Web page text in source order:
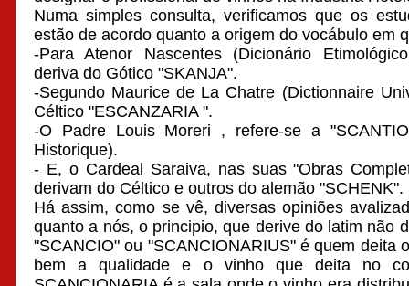
Numa simples consulta, verificamos que os
estão de acordo quanto a origem do vocábulo em
-Para Atenor Nascentes (Dicionário
deriva do Gótico "SKANJA".
-Segundo Maurice de La Chatre (Dictionnaire
Céltico "ESCANZARIA ".
-O Padre Louis Moreri , refere-se a
Historique).
- E, o Cardeal Saraiva, nas suas "Obras
derivam do Céltico e outros do alemão "SCHENK".
Há assim, como se vê, diversas opiniões
quanto a nós, o principio, que derive do latim não
"SCANCIO" ou "SCANCIONARIUS" é quem deita
bem a qualidade e o vinho que deita no